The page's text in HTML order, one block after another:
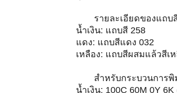
รายละเอียดของแถบ
น้ำเงิน: แถบสี 258
แดง: แถบสีแดง 032
เหลือง: แถบสีผสมแล้วสีเ
สำหรับกระบวนการ
น้ำเงิน: 100C 60M 0Y